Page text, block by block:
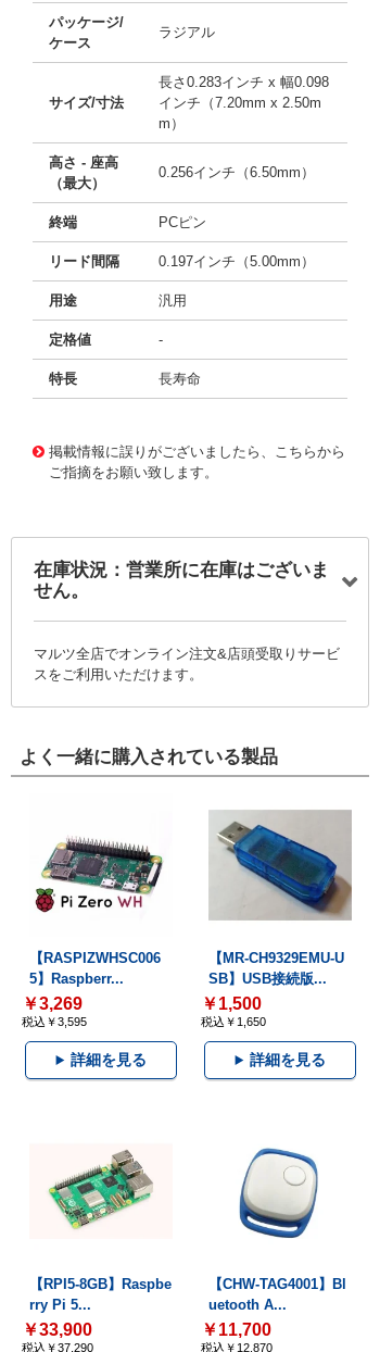
パッケージ/
ケース
ラジアル
サイズ/寸法
長さ0.283インチ x 幅0.098
インチ（7.20mm x 2.50m
m）
高さ - 座高
（最大）
0.256インチ（6.50mm）
終端 PCピン
リード間隔 0.197インチ（5.00mm）
用途 汎用
定格値 -
特長 長寿命
掲載情報に誤りがございましたら、こちらから
ご指摘をお願い致します。
在庫状況：営業所に在庫はございま
せん。
マルツ全店でオンライン注文&店頭受取りサービ
スをご利用いただけます。
よく一緒に購入されている製品
【RASPIZWHSC006
5】Raspberr...
￥3,269
税込￥3,595
詳細を見る
【MR-CH9329EMU-U
SB】USB接続版...
￥1,500
税込￥1,650
詳細を見る
【RPI5-8GB】Raspbe
rry Pi 5...
￥33,900
税込￥37,290
【CHW-TAG4001】Bl
uetooth A...
￥11,700
税込￥12,870